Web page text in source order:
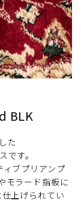
BLK
た
です。
ブプリアンプ
モラード指板に
上げられてい